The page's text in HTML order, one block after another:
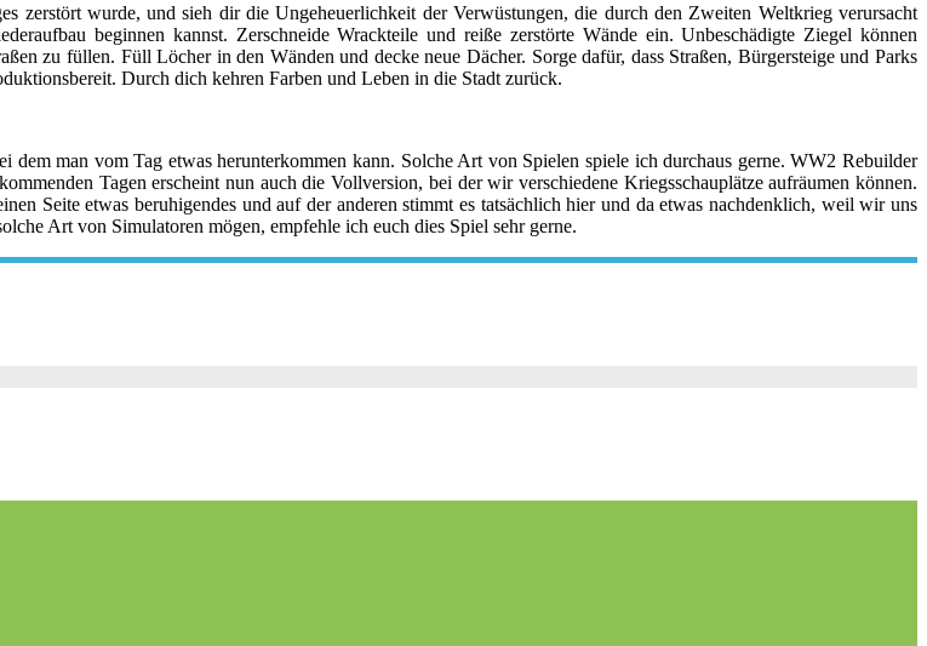
zerstört wurde, und sieh dir die Ungeheuerlichkeit der Verwüstungen, die durch den Zweiten Weltkrieg verursacht
beginnen kannst. Zerschneide Wrackteile und reiße zerstörte Wände ein. Unbeschädigte Ziegel können
zu füllen. Füll Löcher in den Wänden und decke neue Dächer. Sorge dafür, dass Straßen, Bürgersteige und Parks
Durch dich kehren Farben und Leben in die Stadt zurück.
man vom Tag etwas herunterkommen kann. Solche Art von Spielen spiele ich durchaus gerne. WW2 Rebuilder
Tagen erscheint nun auch die Vollversion, bei der wir verschiedene Kriegsschauplätze aufräumen können.
Seite etwas beruhigendes und auf der anderen stimmt es tatsächlich hier und da etwas nachdenklich, weil wir uns
Art von Simulatoren mögen, empfehle ich euch dies Spiel sehr gerne.